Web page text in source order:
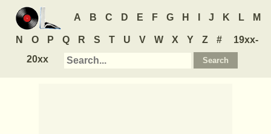
A B C D E F G H J K L M
N O P Q R S T U V W X Y Z #
19xx-
20xx